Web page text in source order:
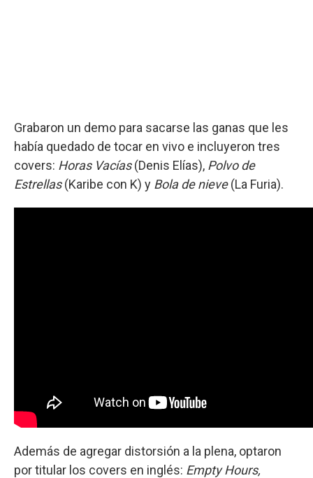
Grabaron un demo para sacarse las ganas que les
había quedado de tocar en vivo e incluyeron tres
covers: Horas Vacías(Denis Elías), Polvo de
Estrellas(Karibe con K) y Bola de nieve(La Furia).
Además de agregar distorsión a la plena, optaron
por titular los covers en inglés: Empty Hours,